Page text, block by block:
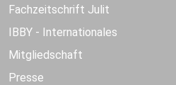
Fachzeitschrift Julit
IBBY - Internationales
Mitgliedschaft
Presse